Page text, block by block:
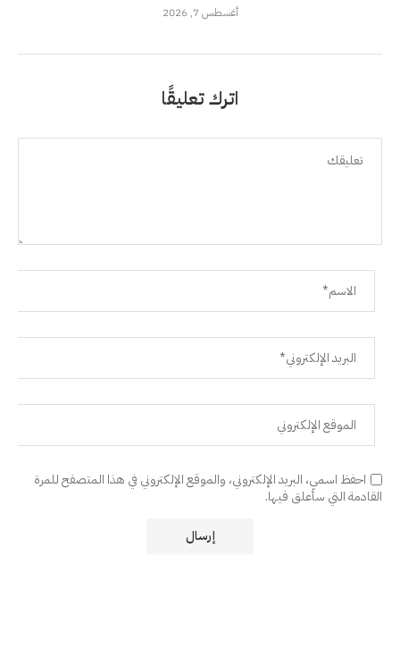
أغسطس 7, 2026
اترك تعليقًا
احفظ اسمي، البريد الإلكتروني، والموقع الإلكتروني في هذا المتصفح للمرة
القادمة التي سأعلق فيها.